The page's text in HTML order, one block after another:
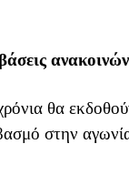
θα
στην